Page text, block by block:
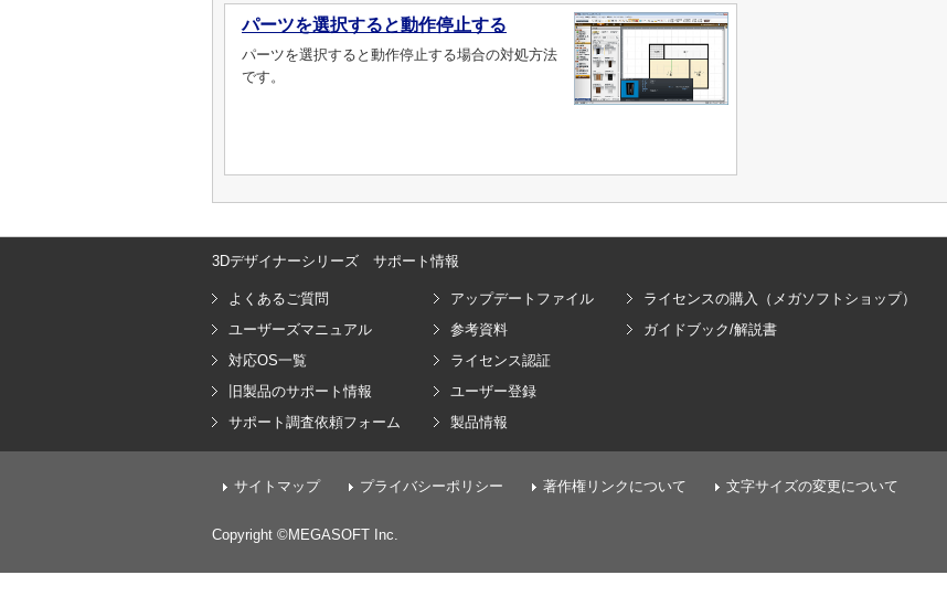
パーツを選択すると動作停止する
パーツを選択すると動作停止する場合の対処方法
です。
3Dデザイナーシリーズ サポート情報
よくあるご質問
ユーザーズマニュアル
対応OS一覧
旧製品のサポート情報
サポート調査依頼フォーム
アップデートファイル
参考資料
ライセンス認証
ユーザー登録
製品情報
ライセンスの購入（メガソフトショップ）
ガイドブック/解説書
サイトマップ プライバシーポリシー 著作権リンクについて 文字サイズの変更について
Copyright ©MEGASOFT Inc.